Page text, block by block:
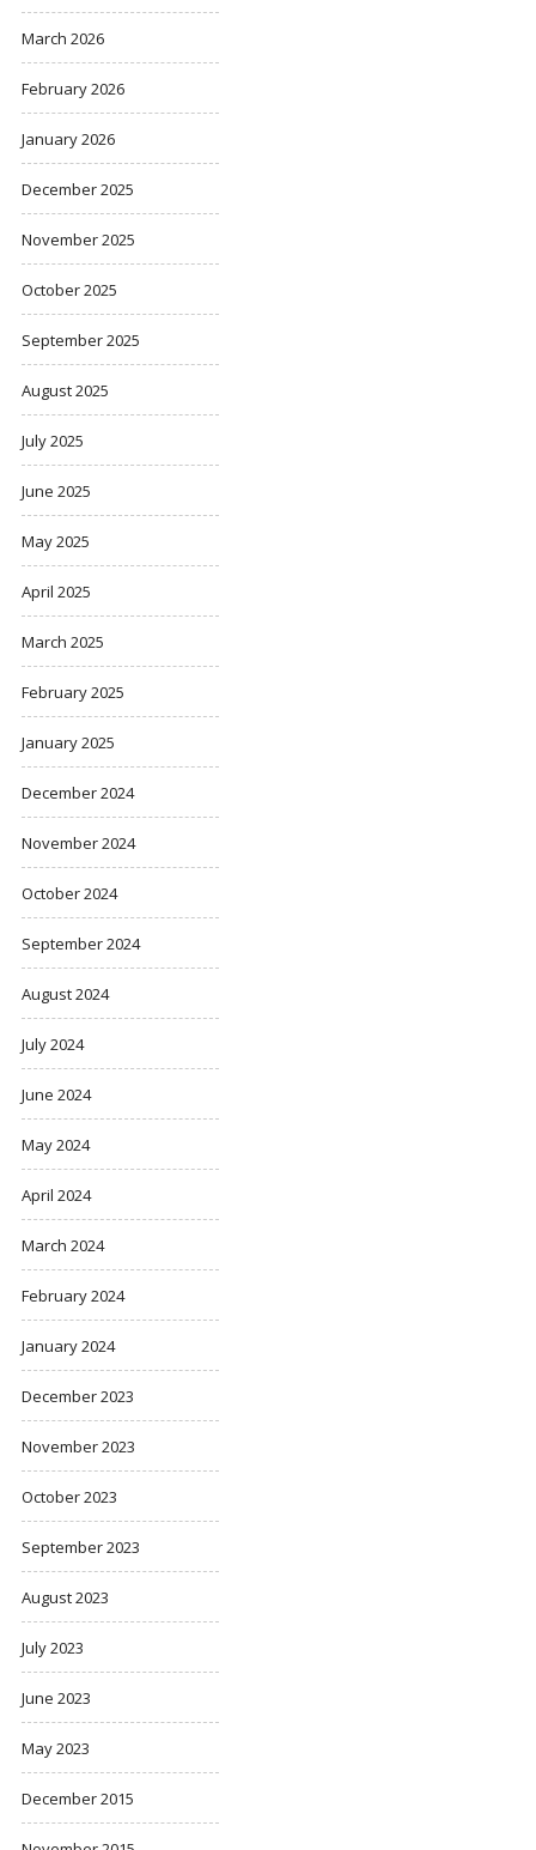
March 2026
February 2026
January 2026
December 2025
November 2025
October 2025
September 2025
August 2025
July 2025
June 2025
May 2025
April 2025
March 2025
February 2025
January 2025
December 2024
November 2024
October 2024
September 2024
August 2024
July 2024
June 2024
May 2024
April 2024
March 2024
February 2024
January 2024
December 2023
November 2023
October 2023
September 2023
August 2023
July 2023
June 2023
May 2023
December 2015